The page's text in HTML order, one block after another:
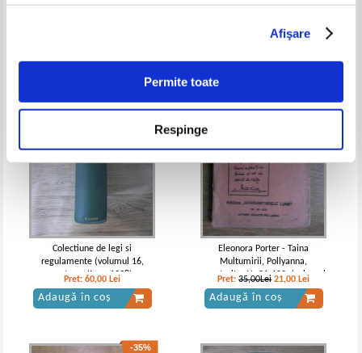
Afişare
Permite toate
Respinge
pentru clasa VI-a secundara
Pret:35,00Lei 22,75 Lei
Pret:35,00Lei 21,00 Lei
Adaugă în coș
Colectiune de legi si
regulamente (volumul 16,
partea a II - a, 1938)
Pret:60,00 Lei
Adaugă în coș
Eleonora Porter - Taina
Multumirii, Pollyanna,
casatorita. Nr 91-100, (volumul
3, circa 1930)
Pret:35,00Lei 21,00 Lei
Adaugă în coș
-35%